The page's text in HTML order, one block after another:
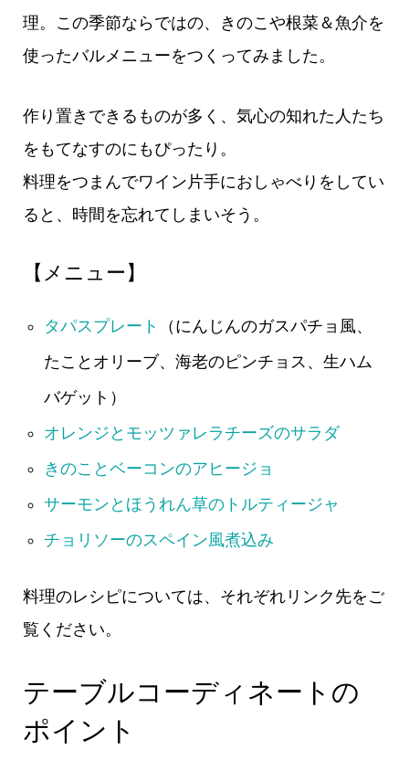
理。この季節ならではの、きのこや根菜＆魚介を
使ったバルメニューをつくってみました。
作り置きできるものが多く、気心の知れた人たち
をもてなすのにもぴったり。
料理をつまんでワイン片手におしゃべりをしてい
ると、時間を忘れてしまいそう。
【メニュー】
タパスプレート
（にんじんのガスパチョ風、
たことオリーブ、海老のピンチョス、生ハム
バゲット）
オレンジとモッツァレラチーズのサラダ
きのことベーコンのアヒージョ
サーモンとほうれん草のトルティージャ
チョリソーのスペイン風煮込み
料理のレシピについては、それぞれリンク先をご
覧ください。
テーブルコーディネートの
ポイント